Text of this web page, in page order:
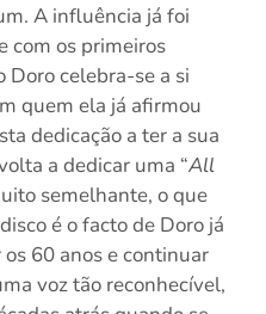
A influência já foi
com os primeiros
Doro celebra-se a si
quem ela já afirmou
dedicação a ter a sua
a dedicar uma “All
semelhante, o que
é o facto de Doro já
60 anos e continuar
voz tão reconhecível,